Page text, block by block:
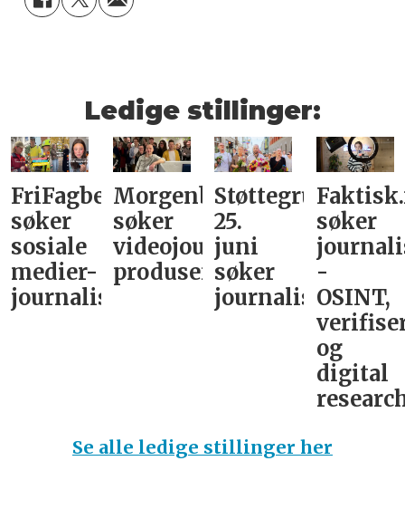
Ledige stillinger:
FriFagbevegelse
søker
sosiale
medier-
journalist
Morgenbladet
søker
videojournalist/podkast-
produsent
Støttegruppa
25.
juni
søker
journalist
søker
-
OSINT,
og
digital
Se alle ledige stillinger her